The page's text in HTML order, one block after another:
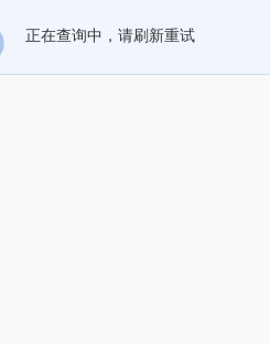
正在查询中，请刷新重试